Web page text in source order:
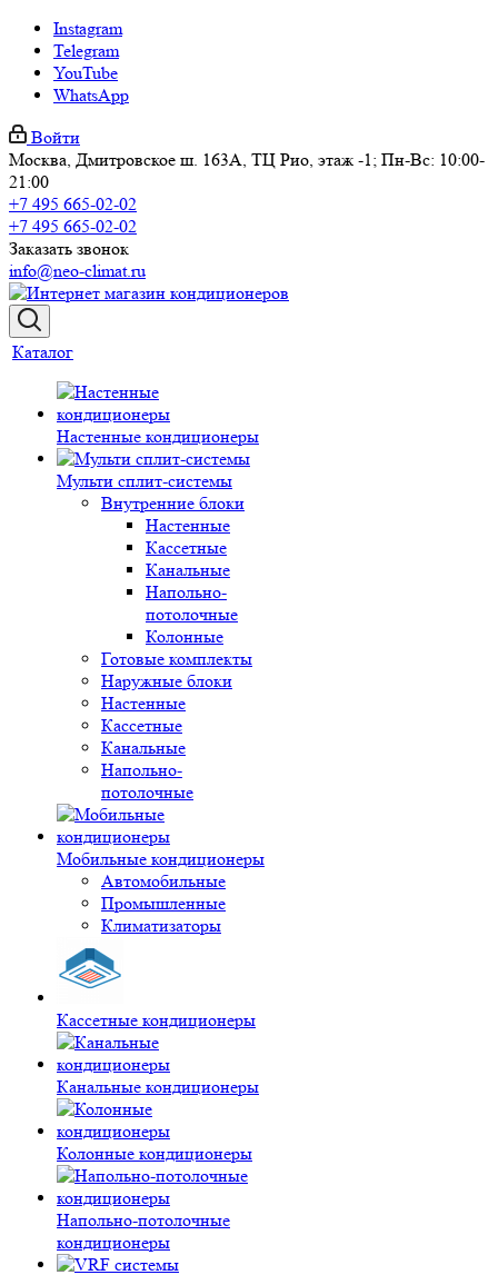
Instagram
Telegram
YouTube
WhatsApp
Войти
Москва, Дмитровское ш. 163А, ТЦ Рио, этаж -1; Пн-Вс: 10:00-
21:00
+7 495 665-02-02
+7 495 665-02-02
Заказать звонок
info@neo-climat.ru
Каталог
Настенные кондиционеры
Мульти сплит-системы
Внутренние блоки
Настенные
Кассетные
Канальные
Напольно-
потолочные
Колонные
Готовые комплекты
Наружные блоки
Настенные
Кассетные
Канальные
Напольно-
потолочные
Мобильные кондиционеры
Автомобильные
Промышленные
Климатизаторы
Кассетные кондиционеры
Канальные кондиционеры
Колонные кондиционеры
Напольно-потолочные
кондиционеры